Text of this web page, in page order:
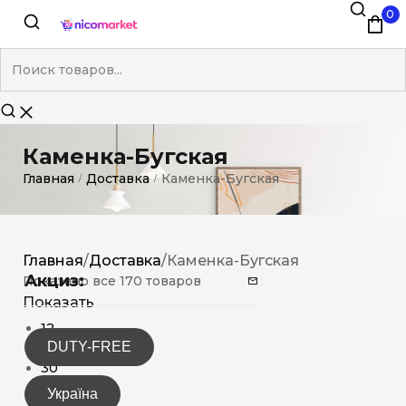
0
Каменка-Бугская
Главная / Доставка / Каменка-Бугская
Акциз:
DUTY-FREE
Україна
Главная/Доставка/Каменка-Бугская
Показано все 170 товаров
Показать
12
15
30